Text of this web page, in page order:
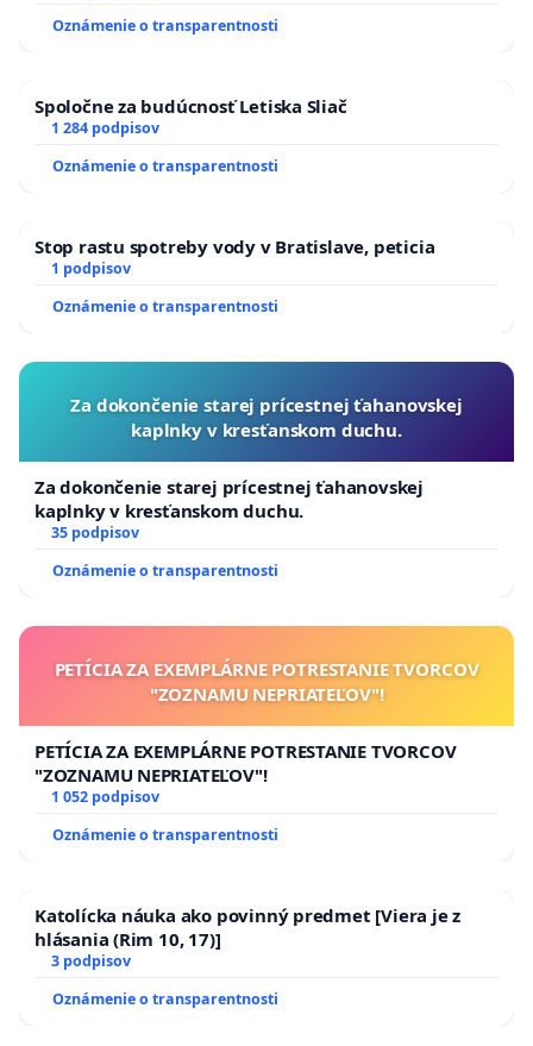
Oznámenie o transparentnosti
Spoločne za budúcnosť Letiska Sliač
1 284 podpisov
Oznámenie o transparentnosti
Stop rastu spotreby vody v Bratislave, peticia
1 podpisov
Oznámenie o transparentnosti
Za dokončenie starej prícestnej ťahanovskej
kaplnky v kresťanskom duchu.
Za dokončenie starej prícestnej ťahanovskej
kaplnky v kresťanskom duchu.
35 podpisov
Oznámenie o transparentnosti
PETÍCIA ZA EXEMPLÁRNE POTRESTANIE TVORCOV
"ZOZNAMU NEPRIATEĽOV"!
PETÍCIA ZA EXEMPLÁRNE POTRESTANIE TVORCOV
"ZOZNAMU NEPRIATEĽOV"!
1 052 podpisov
Oznámenie o transparentnosti
Katolícka náuka ako povinný predmet [Viera je z
hlásania (Rim 10, 17)]
3 podpisov
Oznámenie o transparentnosti